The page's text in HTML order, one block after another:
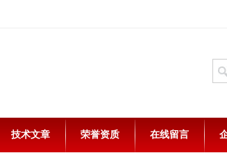
技术文章 荣誉资质 在线留言